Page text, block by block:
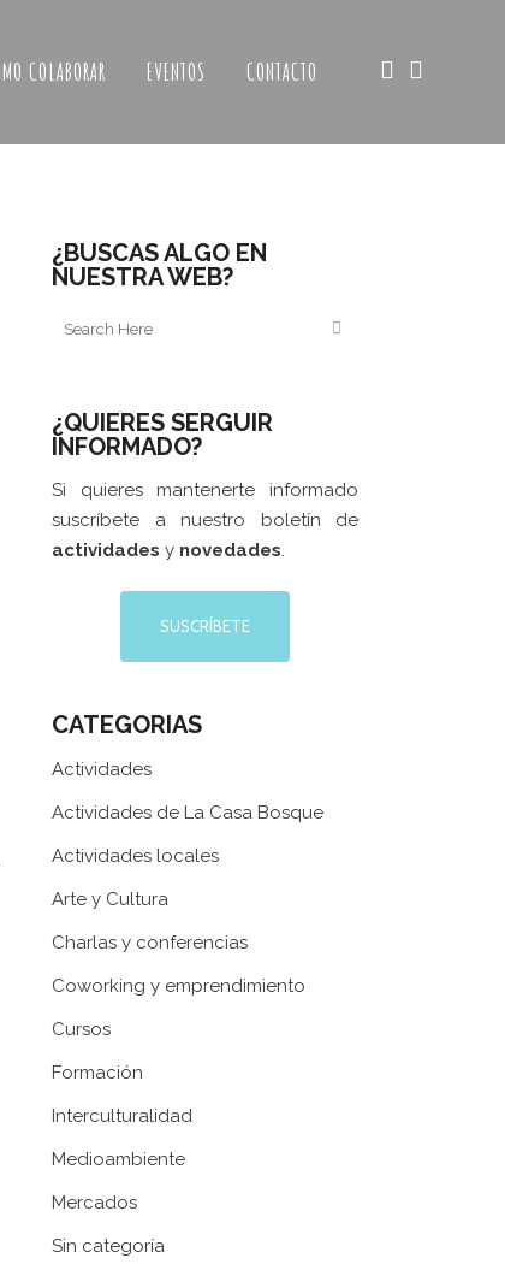
COLABORAR EVENTOS CONTACTO
¿BUSCAS ALGO EN
NUESTRA WEB?
¿QUIERES SERGUIR
INFORMADO?
Si quieres mantenerte informado
suscríbete a nuestro boletín de
actividades y novedades.
SUSCRÍBETE
CATEGORIAS
Actividades
Actividades de La Casa Bosque
Actividades locales
Arte y Cultura
Charlas y conferencias
Coworking y emprendimiento
Cursos
Formación
Interculturalidad
Medioambiente
Mercados
Sin categoría